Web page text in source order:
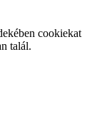
cookiekat
talál.